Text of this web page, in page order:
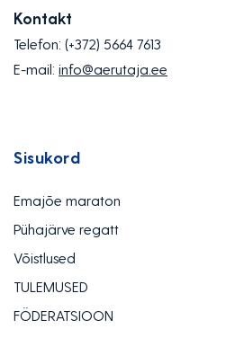
Kontakt
Telefon: (+372) 5664 7613
E-mail: info@aerutaja.ee
Sisukord
Emajõe maraton
Pühajärve regatt
Võistlused
TULEMUSED
FÖDERATSIOON